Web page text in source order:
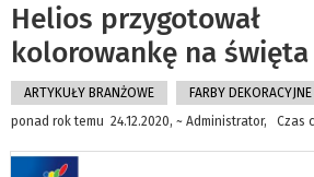
Helios przygotował
kolorowankę na święta
ARTYKUŁY BRANŻOWE
FARBY DEKORACYJNE
ponad rok temu 24.12.2020, ~ Administrator, Czas